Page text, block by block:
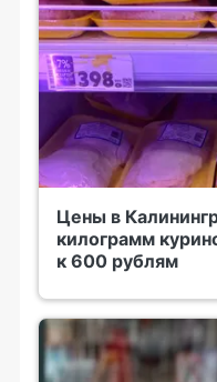
Цены в
килограмм
к 600 рублям